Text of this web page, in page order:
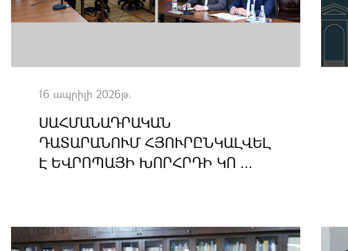
16 ապրիլի 2026թ.
ՍԱՀՄԱՆԱԴՐԱԿԱՆ
ԴԱՏԱՐԱՆՈՒՄ ՀՅՈՒՐԸՆԿԱԼՎԵԼ
Է ԵՎՐՈՊԱՅԻ ԽՈՐՀՐԴԻ ԿՈ ...